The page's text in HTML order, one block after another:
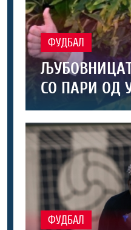
ФУДБАЛ
СО ПАРИ ОД
ФУДБАЛ